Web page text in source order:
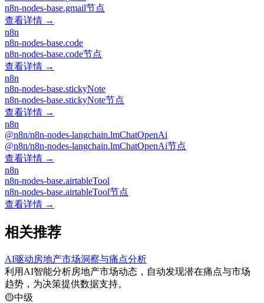
n8n-nodes-base.gmail节点
查看详情 →
n8n
n8n-nodes-base.code
n8n-nodes-base.code节点
查看详情 →
n8n
n8n-nodes-base.stickyNote
n8n-nodes-base.stickyNote节点
查看详情 →
n8n
@n8n/n8n-nodes-langchain.lmChatOpenAi
@n8n/n8n-nodes-langchain.lmChatOpenAi节点
查看详情 →
n8n
n8n-nodes-base.airtableTool
n8n-nodes-base.airtableTool节点
查看详情 →
相关推荐
AI驱动房地产市场洞察与痛点分析
利用AI智能分析房地产市场动态，自动发现潜在痛点与市场
趋势，为决策提供数据支持。
🟡中级